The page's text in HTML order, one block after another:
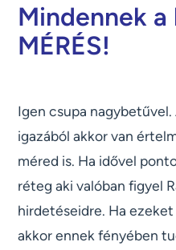
Mindennek a
MÉRÉS!
Igen csupa
igazából akkor van
méred is. Ha idővel
réteg aki valóban figyel
hirdetéseidre. Ha
akkor ennek fényében